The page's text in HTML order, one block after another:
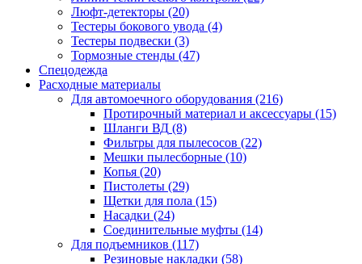
Люфт-детекторы (20)
Тестеры бокового увода (4)
Тестеры подвески (3)
Тормозные стенды (47)
Спецодежда
Расходные материалы
Для автомоечного оборудования (216)
Протирочный материал и аксессуары (15)
Шланги ВД (8)
Фильтры для пылесосов (22)
Мешки пылесборные (10)
Копья (20)
Пистолеты (29)
Щетки для пола (15)
Насадки (24)
Соединительные муфты (14)
Для подъемников (117)
Резиновые накладки (58)